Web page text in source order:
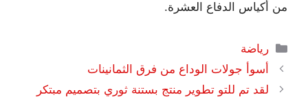
من أكياس الدفاع العشرة.
التصنيفات
رياضة
أسوأ جولات الوداع من فرق الثمانينات
لقد تم للتو تطوير منتج بستنة ثوري بتصميم مبتكر